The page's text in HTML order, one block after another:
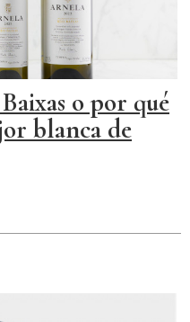
o por qué
blanca de